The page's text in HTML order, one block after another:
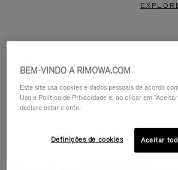
BEM-VINDO A RIMOWA.COM
Este site usa cookies e dados pessoais de acordo
Uso e Política de Privacidade e, ao clicar em
declara estar ciente.
Definições de cookies Aceitar